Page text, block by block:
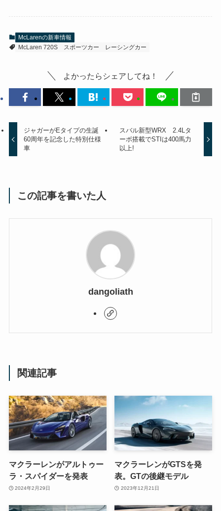
McLarenの新車情報
McLaren 720S
スポーツカー レーシングカー
よかったらシェアしてね！
ジャガーがEタイプの生誕
60周年を記念した特別仕様
車
スバル新型WRX 2.4Lタ
ーボ搭載でSTIは400馬力
以上!
この記事を書いた人
dangoliath
関連記事
マクラーレンがアルトゥー
ラ・スパイダーを発表
2024年2月29日
マクラーレンがGTSを発
表。GTの後継モデル
2023年12月21日